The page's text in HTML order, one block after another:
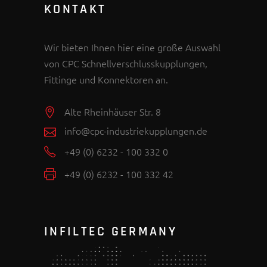
KONTAKT
Wir bieten Ihnen hier eine große Auswahl
von CPC Schnellverschlusskupplungen,
Fittinge und Konnektoren an.
Alte Rheinhäuser Str. 8
info@cpc-industriekupplungen.de
+49 (0) 6232 - 100 332 0
+49 (0) 6232 - 100 332 42
INFILTEC GERMANY